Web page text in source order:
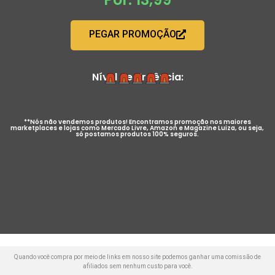
PEGAR PROMOÇÃO
Nível de Urgência:
**Nós não vendemos produtos! Encontramos promoção nos maiores
marketplaces e lojas como Mercado Livre, Amazon e Magazine Luiza, ou seja,
só postamos produtos 100% seguros.
Quando você compra por meio de links em nosso site podemos ganhar uma comissão de
afiliados sem nenhum custo para você.